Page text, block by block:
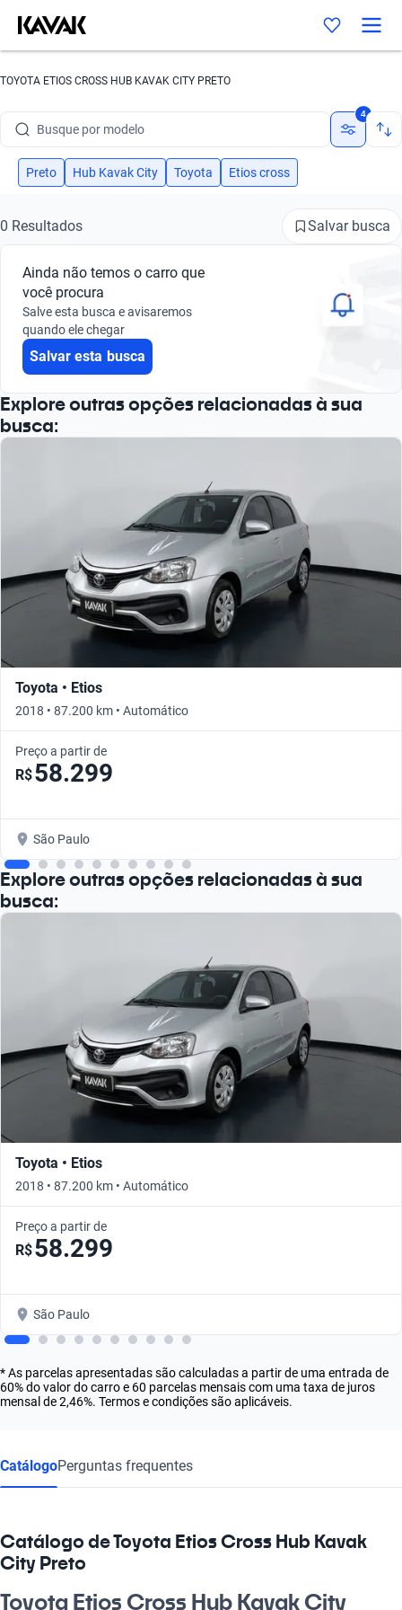
TOYOTA ETIOS CROSS HUB KAVAK CITY PRETO
Busque por modelo
Busque por versão
Busque por marca
Busque por modelo
Busque por versão
4
Preto Hub Kavak City Toyota Etios cross
0 Resultados Salvar busca
Ainda não temos o carro que
você procura
Salve esta busca e avisaremos
quando ele chegar
Salvar esta busca
Explore outras opções relacionadas à sua
busca:
Toyota • Etios
2018 • 87.200 km • Automático
Preço a partir de
R$58.299
São Paulo
Explore outras opções relacionadas à sua
busca:
Toyota • Etios
2018 • 87.200 km • Automático
Preço a partir de
R$58.299
São Paulo
* As parcelas apresentadas são calculadas a partir de uma entrada de
60% do valor do carro e 60 parcelas mensais com uma taxa de juros
mensal de 2,46%. Termos e condições são aplicáveis.
CatálogoPerguntas frequentes
Catálogo de Toyota Etios Cross Hub Kavak
City Preto
Toyota Etios Cross Hub Kavak City